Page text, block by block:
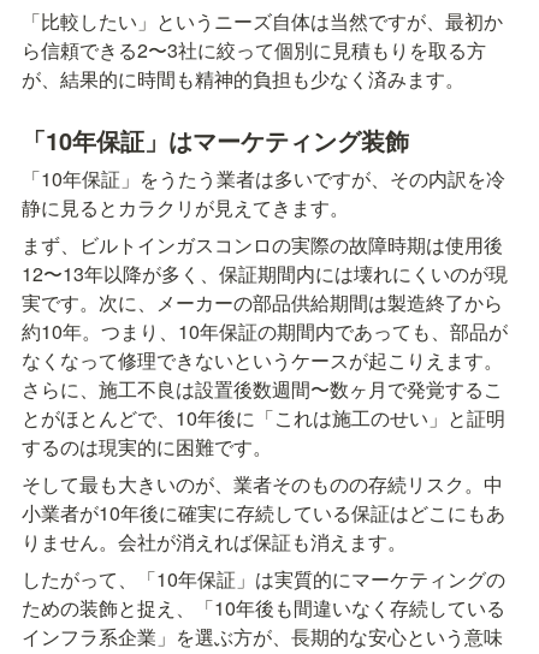
「比較したい」というニーズ自体は当然ですが、最初か
ら信頼できる2〜3社に絞って個別に見積もりを取る方
が、結果的に時間も精神的負担も少なく済みます。
「10年保証」はマーケティング装飾
「10年保証」をうたう業者は多いですが、その内訳を冷
静に見るとカラクリが見えてきます。
まず、ビルトインガスコンロの実際の故障時期は使用後
12〜13年以降が多く、保証期間内には壊れにくいのが現
実です。次に、メーカーの部品供給期間は製造終了から
約10年。つまり、10年保証の期間内であっても、部品が
なくなって修理できないというケースが起こりえます。
さらに、施工不良は設置後数週間〜数ヶ月で発覚するこ
とがほとんどで、10年後に「これは施工のせい」と証明
するのは現実的に困難です。
そして最も大きいのが、業者そのものの存続リスク。中
小業者が10年後に確実に存続している保証はどこにもあ
りません。会社が消えれば保証も消えます。
したがって、「10年保証」は実質的にマーケティングの
ための装飾と捉え、「10年後も間違いなく存続している
インフラ系企業」を選ぶ方が、長期的な安心という意味